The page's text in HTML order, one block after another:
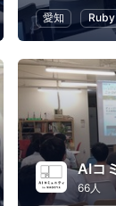
愛知
Ruby
AIコ
66人